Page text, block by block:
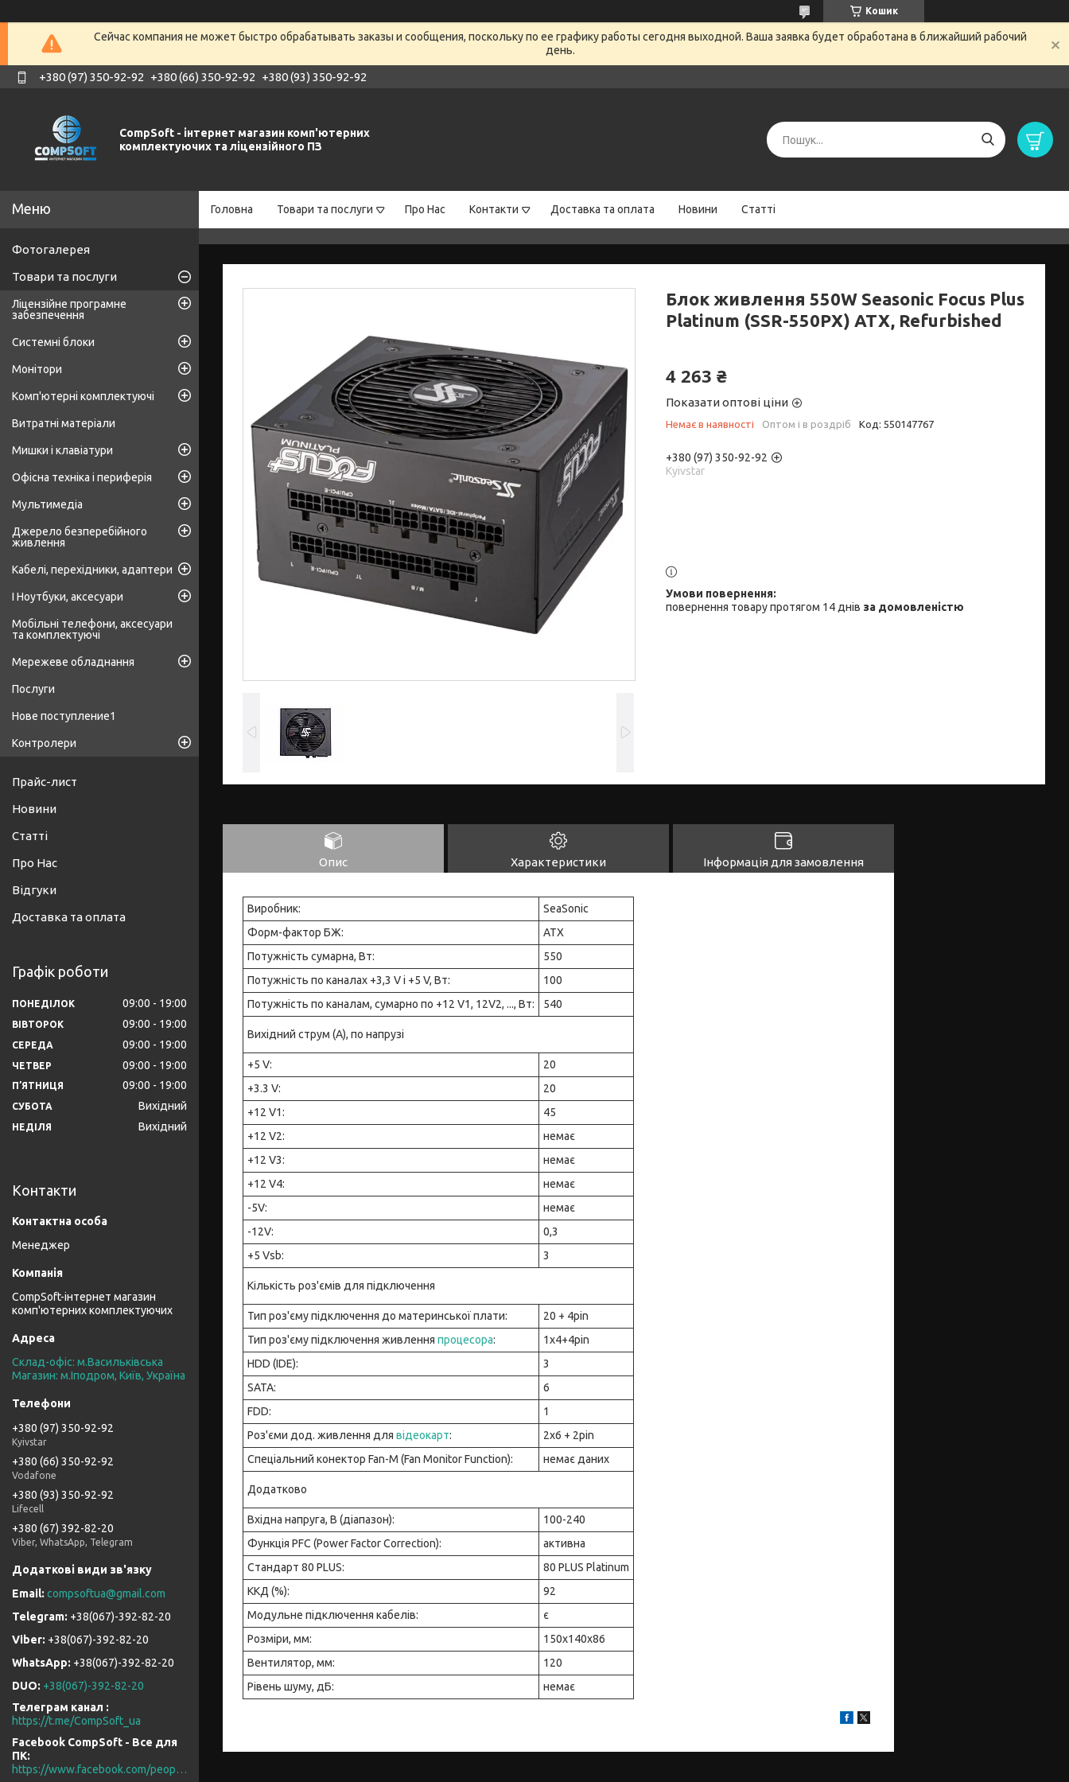
Кошик
Сейчас компания не может быстро обрабатывать заказы и сообщения, поскольку по ее графику работы сегодня выходной. Ваша заявка будет обработана в ближайший рабочий
день.
+380 (97) 350-92-92 +380 (66) 350-92-92 +380 (93) 350-92-92
CompSoft - інтернет магазин комп'ютерних
комплектуючих та ліцензійного ПЗ
Головна Товари та послуги Про Нас Контакти Доставка та оплата Новини Статті
Блок живлення 550W Seasonic Focus Plus
Platinum (SSR-550PX) ATX, Refurbished
4 263 ₴
Показати оптові ціни
Немає в наявності Оптом і в роздріб Код: 550147767
+380 (97) 350-92-92
Kyivstar
повернення товару протягом 14 днів за домовленістю
Опис Характеристики Інформація для замовлення
Виробник:
SeaSonic
Форм-фактор БЖ:
ATX
Потужність сумарна, Вт:
550
Потужність по каналах +3,3 V і +5 V, Вт:
100
Потужність по каналам, сумарно по +12 V1, 12V2, ..., Вт:
540
Вихідний струм (А), по напрузі
+5 V:
20
+3.3 V:
20
+12 V1:
45
+12 V2:
немає
+12 V3:
немає
+12 V4:
немає
-5V:
немає
-12V:
0,3
+5 Vsb:
3
Кількість роз'ємів для підключення
Тип роз'єму підключення до материнської плати:
20 + 4pin
Тип роз'єму підключення живлення процесора:
1x4+4pin
HDD (IDE):
3
SATA:
6
FDD:
1
Роз'єми дод. живлення для відеокарт:
2x6 + 2pin
Спеціальний конектор Fan-M (Fan Monitor Function):
немає даних
Додатково
Вхідна напруга, В (діапазон):
100-240
Функція PFC (Power Factor Correction):
активна
Стандарт 80 PLUS:
80 PLUS Platinum
ККД (%):
92
Модульне підключення кабелів:
є
Розміри, мм:
150х140х86
Вентилятор, мм:
120
Рівень шуму, дБ:
немає
Фотогалерея
Товари та послуги
Ліцензійне програмне
забезпечення
Системні блоки
Монітори
Комп'ютерні комплектуючі
Витратні матеріали
Мишки і клавіатури
Офісна техніка і периферія
Мультимедіа
Джерело безперебійного
живлення
Кабелі, перехідники, адаптери
І Ноутбуки, аксесуари
Мобільні телефони, аксесуари
та комплектуючі
Мережеве обладнання
Послуги
Нове поступление1
Контролери
Прайс-лист
Новини
Статті
Про Нас
Відгуки
Доставка та оплата
Графік роботи
ПОНЕДІЛОК 09:00 19:00
ВІВТОРОК 09:00 19:00
СЕРЕДА 09:00 19:00
ЧЕТВЕР 09:00 19:00
ПʼЯТНИЦЯ 09:00 19:00
СУБОТА Вихідний
НЕДІЛЯ Вихідний
Контакти
Менеджер
CompSoft-інтернет магазин
комп'ютерних комплектуючих
Склад-офіс: м.Васильківська
Магазин: м.Іподром, Київ, Україна
+380 (97) 350-92-92
Kyivstar
+380 (66) 350-92-92
Vodafone
+380 (93) 350-92-92
Lifecell
+380 (67) 392-82-20
Viber, WhatsApp, Telegram
compsoftua@gmail.com
+38(067)-392-82-20
+38(067)-392-82-20
+38(067)-392-82-20
DUO +38(067)-392-82-20
Телеграм канал
https://t.me/CompSoft_ua
Facebook CompSoft - Все для
ПК
https://www.facebook.com/people/CompSoft-Все-для-ПК/61573976796581/